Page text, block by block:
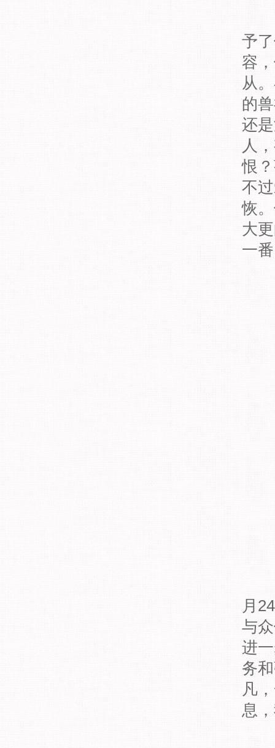
予
容
从
的
还
人
恨
不
恢
大
一
月
与
进
务
凡
息